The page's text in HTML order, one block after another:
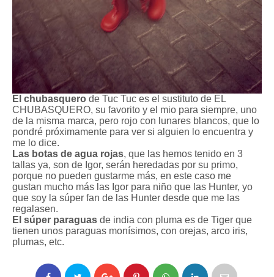
El chubasquero de Tuc Tuc es el sustituto de EL
CHUBASQUERO, su favorito y el mio para siempre, uno
de la misma marca, pero rojo con lunares blancos, que lo
pondré próximamente para ver si alguien lo encuentra y
me lo dice.
Las botas de agua rojas, que las hemos tenido en 3
tallas ya, son de Igor, serán heredadas por su primo,
porque no pueden gustarme más, en este caso me
gustan mucho más las Igor para niño que las Hunter, yo
que soy la súper fan de las Hunter desde que me las
regalasen.
El súper paraguas de india con pluma es de Tiger que
tienen unos paraguas monísimos, con orejas, arco iris,
plumas, etc.